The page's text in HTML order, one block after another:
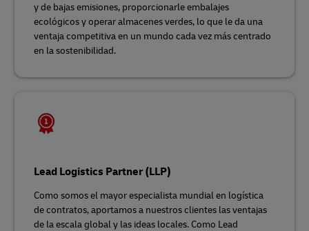
y de bajas emisiones, proporcionarle embalajes
ecológicos y operar almacenes verdes, lo que le da una
ventaja competitiva en un mundo cada vez más centrado
en la sostenibilidad.
Lead Logistics Partner (LLP)
Como somos el mayor especialista mundial en logística
de contratos, aportamos a nuestros clientes las ventajas
de la escala global y las ideas locales. Como Lead